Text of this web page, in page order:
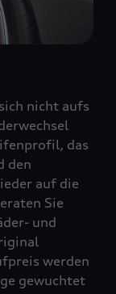
nicht aufs
das
den
auf die
Sie
und
werden
gewuchtet